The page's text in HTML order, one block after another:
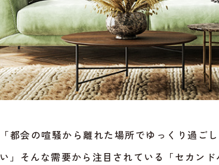
「都会の喧騒から離れた場所でゆっくり過ご
い」そんな需要から注目されている「セカンド